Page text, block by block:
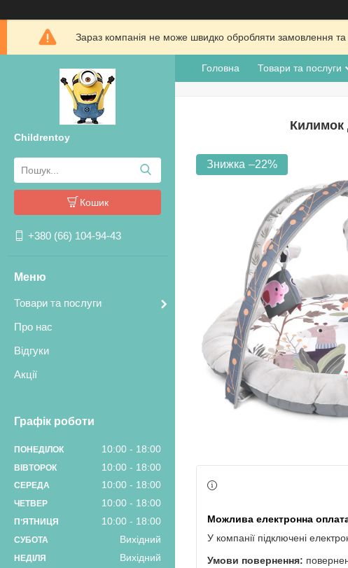
Зараз компанія не може швидко обробляти замовлення та
Childrentoy
Кошик
+380 (66) 104-94-43
Товари та послуги
Про нас
Відгуки
Акції
Графік роботи
ПОНЕДІЛОК 10:00 18:00
ВІВТОРОК 10:00 18:00
СЕРЕДА 10:00 18:00
ЧЕТВЕР 10:00 18:00
ПʼЯТНИЦЯ 10:00 18:00
СУБОТА Вихідний
НЕДІЛЯ Вихідний
Головна Товари та послуги
Килимок
–22%
У компанії підключені